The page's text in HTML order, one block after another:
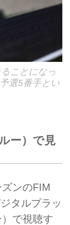
ことになっ
選5番手とい
ー）で見
ンのFIM
タルプラッ
で視聴す